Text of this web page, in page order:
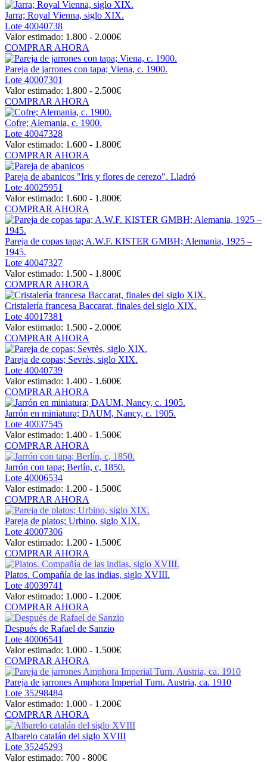
Jarra; Royal Vienna, siglo XIX.
Lote 40040738
Valor estimado: 1.800 - 2.000€
COMPRAR AHORA
Pareja de jarrones con tapa; Viena, c. 1900.
Lote 40007301
Valor estimado: 1.800 - 2.500€
COMPRAR AHORA
Cofre; Alemania, c. 1900.
Lote 40047328
Valor estimado: 1.600 - 1.800€
COMPRAR AHORA
Pareja de abanicos "Iris y flores de cerezo". Lladró
Lote 40025951
Valor estimado: 1.600 - 1.800€
COMPRAR AHORA
Pareja de copas tapa; A.W.F. KISTER GMBH; Alemania, 1925 –
1945.
Lote 40047327
Valor estimado: 1.500 - 1.800€
COMPRAR AHORA
Cristalería francesa Baccarat, finales del siglo XIX.
Lote 40017381
Valor estimado: 1.500 - 2.000€
COMPRAR AHORA
Pareja de copas; Sevrès, siglo XIX.
Lote 40040739
Valor estimado: 1.400 - 1.600€
COMPRAR AHORA
Jarrón en miniatura; DAUM, Nancy, c. 1905.
Lote 40037545
Valor estimado: 1.400 - 1.500€
COMPRAR AHORA
Jarrón con tapa; Berlín, c, 1850.
Lote 40006534
Valor estimado: 1.200 - 1.500€
COMPRAR AHORA
Pareja de platos; Urbino, siglo XIX.
Lote 40007306
Valor estimado: 1.200 - 1.500€
COMPRAR AHORA
Platos. Compañía de las indias, siglo XVIII.
Lote 40039741
Valor estimado: 1.000 - 1.200€
COMPRAR AHORA
Después de Rafael de Sanzio
Lote 40006541
Valor estimado: 1.000 - 1.500€
COMPRAR AHORA
Pareja de jarrones Amphora Imperial Turn. Austria, ca. 1910
Lote 35298484
Valor estimado: 1.000 - 1.200€
COMPRAR AHORA
Albarelo catalán del siglo XVIII
Lote 35245293
Valor estimado: 700 - 800€